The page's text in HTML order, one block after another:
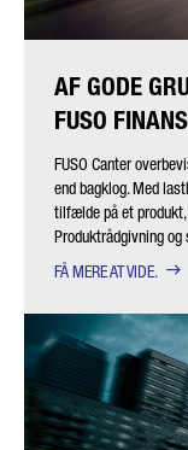
AF GODE
FUSO
FUSO Canter
end bagklog. Med
tilfælde på et produkt,
Produktrådgivning og
FÅ MERE AT VIDE.